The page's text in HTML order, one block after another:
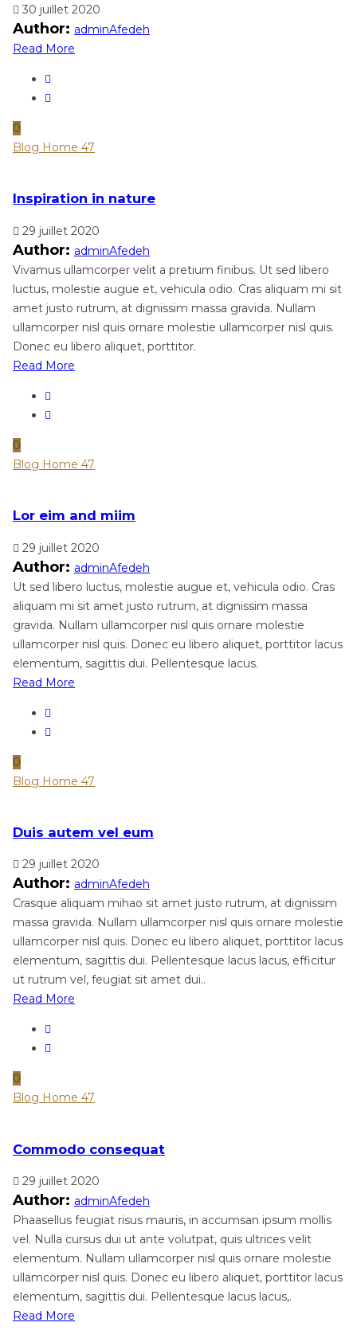
30 juillet 2020
Author: adminAfedeh
Read More
0
Blog Home 47
Inspiration in nature
29 juillet 2020
Author: adminAfedeh
Vivamus ullamcorper velit a pretium finibus. Ut sed libero
luctus, molestie augue et, vehicula odio. Cras aliquam mi sit
amet justo rutrum, at dignissim massa gravida. Nullam
ullamcorper nisl quis ornare molestie ullamcorper nisl quis.
Donec eu libero aliquet, porttitor.
Read More
0
Blog Home 47
Lor eim and miim
29 juillet 2020
Author: adminAfedeh
Ut sed libero luctus, molestie augue et, vehicula odio. Cras
aliquam mi sit amet justo rutrum, at dignissim massa
gravida. Nullam ullamcorper nisl quis ornare molestie
ullamcorper nisl quis. Donec eu libero aliquet, porttitor lacus
elementum, sagittis dui. Pellentesque lacus.
Read More
0
Blog Home 47
Duis autem vel eum
29 juillet 2020
Author: adminAfedeh
Crasque aliquam mihao sit amet justo rutrum, at dignissim
massa gravida. Nullam ullamcorper nisl quis ornare molestie
ullamcorper nisl quis. Donec eu libero aliquet, porttitor lacus
elementum, sagittis dui. Pellentesque lacus lacus, efficitur
ut rutrum vel, feugiat sit amet dui..
Read More
0
Blog Home 47
Commodo consequat
29 juillet 2020
Author: adminAfedeh
Phaasellus feugiat risus mauris, in accumsan ipsum mollis
vel. Nulla cursus dui ut ante volutpat, quis ultrices velit
elementum. Nullam ullamcorper nisl quis ornare molestie
ullamcorper nisl quis. Donec eu libero aliquet, porttitor lacus
elementum, sagittis dui. Pellentesque lacus lacus,.
Read More